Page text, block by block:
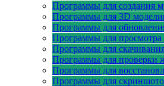
Программы для создания
Программы для 3D
Программы для
Программы для просмотра
Программы для
Программы для проверки
Программы для
Программы для